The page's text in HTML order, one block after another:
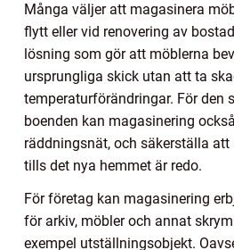
Många väljer att magasinera
flytt eller vid renovering av
lösning som gör att möblerna
ursprungliga skick utan att ta
temperaturförändringar. För den
boenden kan magasinering
räddningsnät, och säkerställa
tills det nya hemmet är redo.
För företag kan magasinering
för arkiv, möbler och annat
exempel utställningsobjekt.